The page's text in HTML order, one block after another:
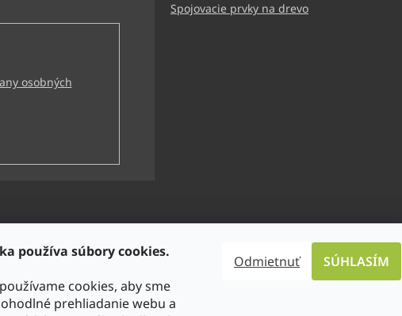
používa súbory cookies.
cookies, aby sme
prehliadanie webu a
Odmietnuť SÚHLASÍM
osobných
Spojovacie prvky na drevo
bbtechnik.sk
s.r.o